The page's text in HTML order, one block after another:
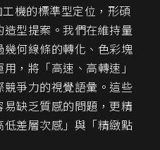
機的標準型定位，形碩
型提案。我們在維持量
何線條的轉化、色彩塊
，將「高速、高轉速」
爭力的視覺語彙。這些
缺乏質感的問題，更精
差層次感」與「精緻點